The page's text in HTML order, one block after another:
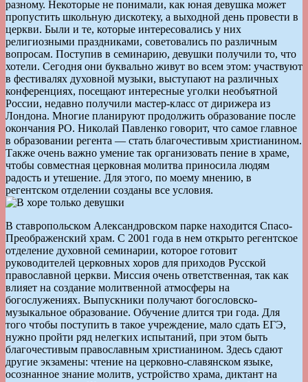
разному. Некоторые не понимали, как юная девушка может
пропустить школьную дискотеку, а выходной день провести в
церкви. Были и те, которые интересовались у них
религиозными праздниками, советовались по различным
вопросам. Поступив в семинарию, девушки получили то, что
хотели. Сегодня они буквально живут во всем этом: участвуют
в фестивалях духовной музыки, выступают на различных
конференциях, посещают интересные уголки необъятной
России, недавно получили мастер-класс от дирижера из
Лондона. Многие планируют продолжить образование после
окончания РО. Николай Павленко говорит, что самое главное
в образовании регента — стать благочестивым христианином.
Также очень важно умение так организовать пение в храме,
чтобы совместная церковная молитва приносила людям
радость и утешение. Для этого, по моему мнению, в
регентском отделении созданы все условия.
В ставропольском Александровском парке находится Спасо-
Преображенский храм. С 2001 года в нем открыто регентское
отделение духовной семинарии, которое готовит
руководителей церковных хоров для приходов Русской
православной церкви. Миссия очень ответственная, так как
влияет на создание молитвенной атмосферы на
богослужениях. Выпускники получают богословско-
музыкальное образование. Обучение длится три года. Для
того чтобы поступить в такое учреждение, мало сдать ЕГЭ,
нужно пройти ряд нелегких испытаний, при этом быть
благочестивым православным христианином. Здесь сдают
другие экзамены: чтение на церковно-славянском языке,
осознанное знание молитв, устройство храма, диктант на